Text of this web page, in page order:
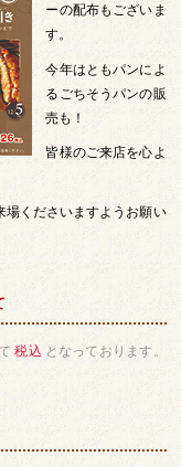
ーの配布もございま
す。
今年はともパンによ
るごちそうパンの販
売も！
皆様のご来店を心よ
くださいますようお願い
税込 となっております。